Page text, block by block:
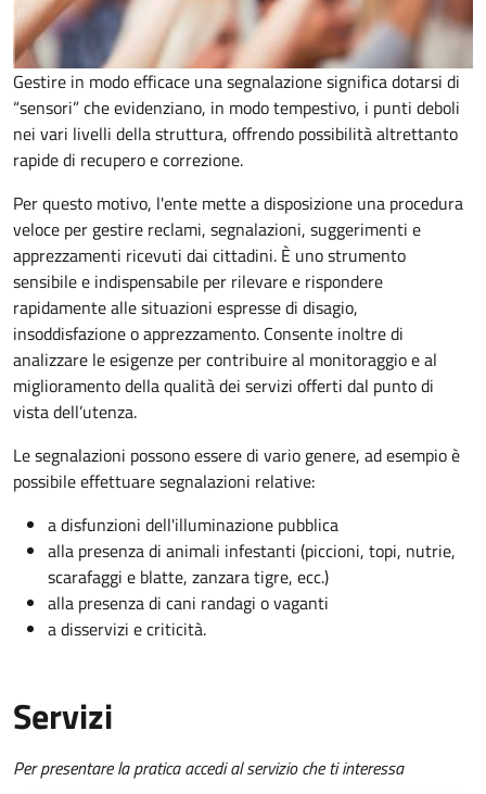
Gestire in modo efficace una segnalazione significa dotarsi di
“sensori” che evidenziano, in modo tempestivo, i punti deboli
nei vari livelli della struttura, offrendo possibilità altrettanto
rapide di recupero e correzione.
Per questo motivo, l'ente mette a disposizione una procedura
veloce per gestire reclami, segnalazioni, suggerimenti e
apprezzamenti ricevuti dai cittadini. È uno strumento
sensibile e indispensabile per rilevare e rispondere
rapidamente alle situazioni espresse di disagio,
insoddisfazione o apprezzamento. Consente inoltre di
analizzare le esigenze per contribuire al monitoraggio e al
miglioramento della qualità dei servizi offerti dal punto di
vista dell’utenza.
Le segnalazioni possono essere di vario genere, ad esempio è
possibile effettuare segnalazioni relative:
a disfunzioni dell'illuminazione pubblica
alla presenza di animali infestanti (piccioni, topi, nutrie,
scarafaggi e blatte, zanzara tigre, ecc.)
alla presenza di cani randagi o vaganti
a disservizi e criticità.
Servizi
Per presentare la pratica accedi al servizio che ti interessa